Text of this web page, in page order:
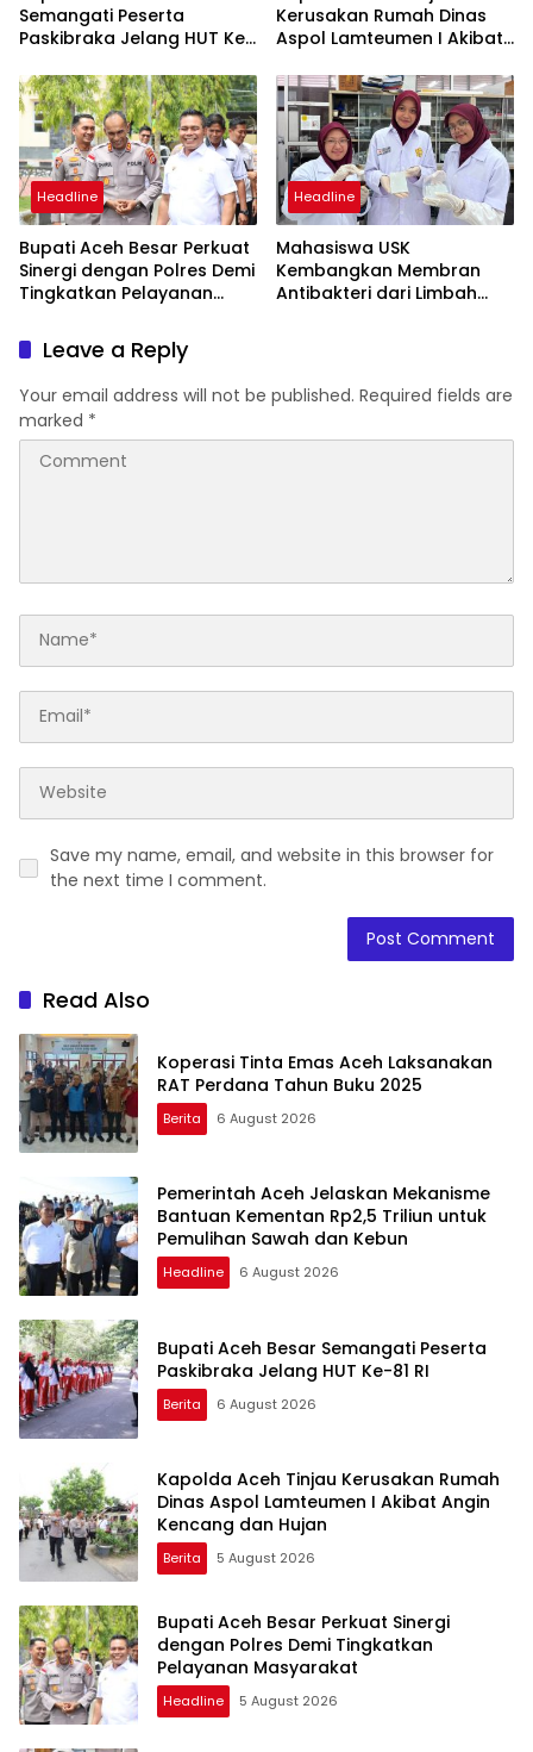
Semangati Peserta
Paskibraka Jelang HUT Ke-
Kerusakan Rumah Dinas
Aspol Lamteumen I Akibat
Headline
Bupati Aceh Besar Perkuat
Sinergi dengan Polres Demi
Tingkatkan Pelayanan
Headline
Mahasiswa USK
Kembangkan Membran
Antibakteri dari Limbah
Leave a Reply
Your email address will not be published. Required fields are
marked *
Save my name, email, and website in this browser for
the next time I comment.
Read Also
Koperasi Tinta Emas Aceh Laksanakan
RAT Perdana Tahun Buku 2025
Berita 6 August 2026
Pemerintah Aceh Jelaskan Mekanisme
Bantuan Kementan Rp2,5 Triliun untuk
Pemulihan Sawah dan Kebun
Headline 6 August 2026
Bupati Aceh Besar Semangati Peserta
Paskibraka Jelang HUT Ke-81 RI
Berita 6 August 2026
Kapolda Aceh Tinjau Kerusakan Rumah
Dinas Aspol Lamteumen I Akibat Angin
Kencang dan Hujan
Berita 5 August 2026
Bupati Aceh Besar Perkuat Sinergi
dengan Polres Demi Tingkatkan
Pelayanan Masyarakat
Headline 5 August 2026